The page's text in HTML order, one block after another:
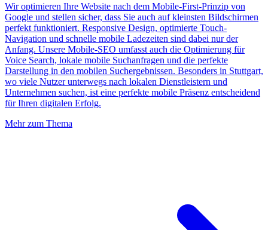
Wir optimieren Ihre Website nach dem Mobile-First-Prinzip von
Google und stellen sicher, dass Sie auch auf kleinsten Bildschirmen
perfekt funktioniert. Responsive Design, optimierte Touch-
Navigation und schnelle mobile Ladezeiten sind dabei nur der
Anfang. Unsere Mobile-SEO umfasst auch die Optimierung für
Voice Search, lokale mobile Suchanfragen und die perfekte
Darstellung in den mobilen Suchergebnissen. Besonders in Stuttgart,
wo viele Nutzer unterwegs nach lokalen Dienstleistern und
Unternehmen suchen, ist eine perfekte mobile Präsenz entscheidend
für Ihren digitalen Erfolg.
Mehr zum Thema